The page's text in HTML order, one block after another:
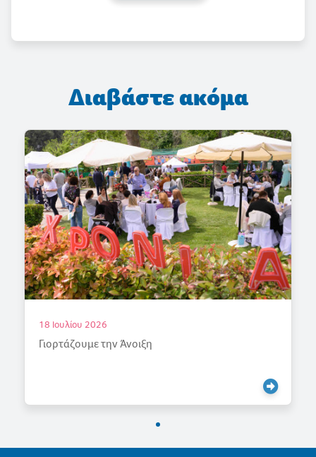
Διαβάστε ακόμα
18 Ιουλίου 2026
Γιορτάζουμε την Άνοιξη